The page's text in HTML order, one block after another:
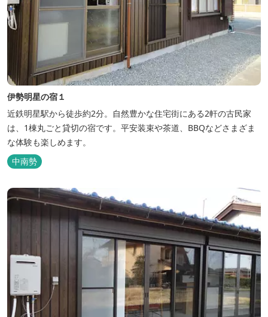
伊勢明星の宿１
近鉄明星駅から徒歩約2分。自然豊かな住宅街にある2軒の古民家
は、1棟丸ごと貸切の宿です。平安装束や茶道、BBQなどさまざま
な体験も楽しめます。
中南勢